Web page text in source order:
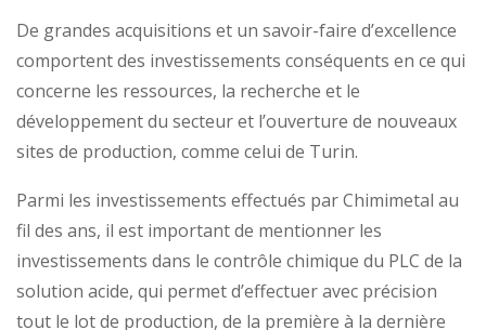
De grandes acquisitions et un savoir-faire d’excellence
comportent des investissements conséquents en ce qui
concerne les ressources, la recherche et le
développement du secteur et l’ouverture de nouveaux
sites de production, comme celui de Turin.
Parmi les investissements effectués par Chimimetal au
fil des ans, il est important de mentionner les
investissements dans le contrôle chimique du PLC de la
solution acide, qui permet d’effectuer avec précision
tout le lot de production, de la première à la dernière